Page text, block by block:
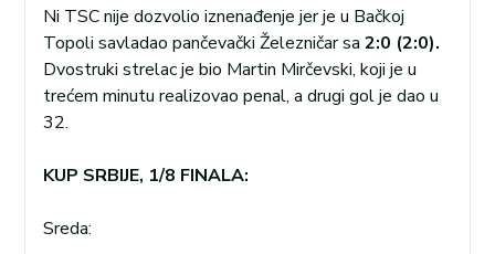
Ni TSC nije dozvolio iznenađenje jer je u Bačkoj
Topoli savladao pančevački Železničar sa 2:0 (2:0).
Dvostruki strelac je bio Martin Mirčevski, koji je u
trećem minutu realizovao penal, a drugi gol je dao u
32.
KUP SRBIJE, 1/8 FINALA:
Sreda: